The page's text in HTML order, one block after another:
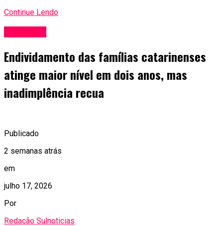
Continue Lendo
Endividamento das famílias catarinenses
atinge maior nível em dois anos, mas
inadimplência recua
Publicado
2 semanas atrás
em
julho 17, 2026
Por
Redação Sulnoticias